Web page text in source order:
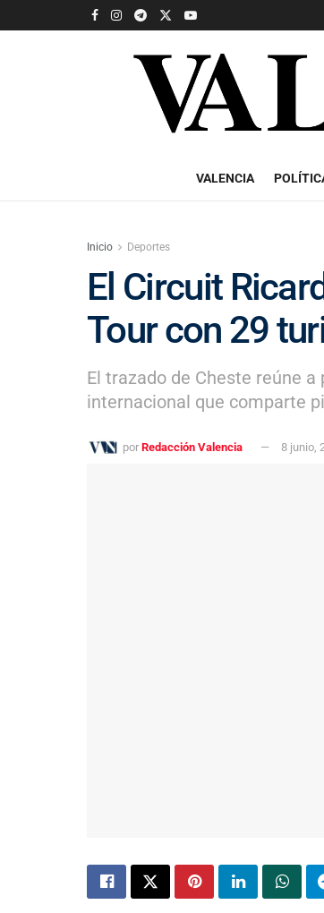
VALENCIA
Inicio Deportes
El Circuit
Tour con 29
El trazado de Cheste reúne
internacional que comparte
por Redacción Valencia 8 junio,